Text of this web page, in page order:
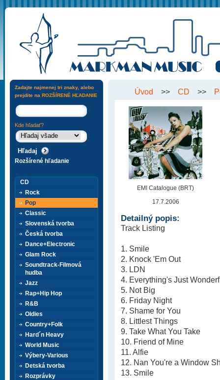
Úvod >> CD >>
EMI Catalogue (BRT)
17.7.2006
Detailný popis:
Track Listing
1. Smile
2. Knock 'Em Out
3. LDN
4. Everything's Just
5. Not Big
6. Friday Night
7. Shame for You
8. Littlest Things
9. Take What You Take
10. Friend of Mine
11. Alfie
12. Nan You're a Window
13. Smile
Zadajte najmenej tri znaky, alebo
prejdite na ROZŠÍRENÉ HĽADANIE
Kde hľadať?
Rozšírené hľadanie
CD
Rock
Pop
Classic
Slovenská tvorba
Česká tvorba
Dance+Electronic
Glam Rock
Soundtrack-Filmová
hudba
Jazz
Rap+Hip Hop
R&B
Oldies
Country+Folk
Hard´n Heavy
World Music
Výbery-Various
Detská tvorba
Rozprávky